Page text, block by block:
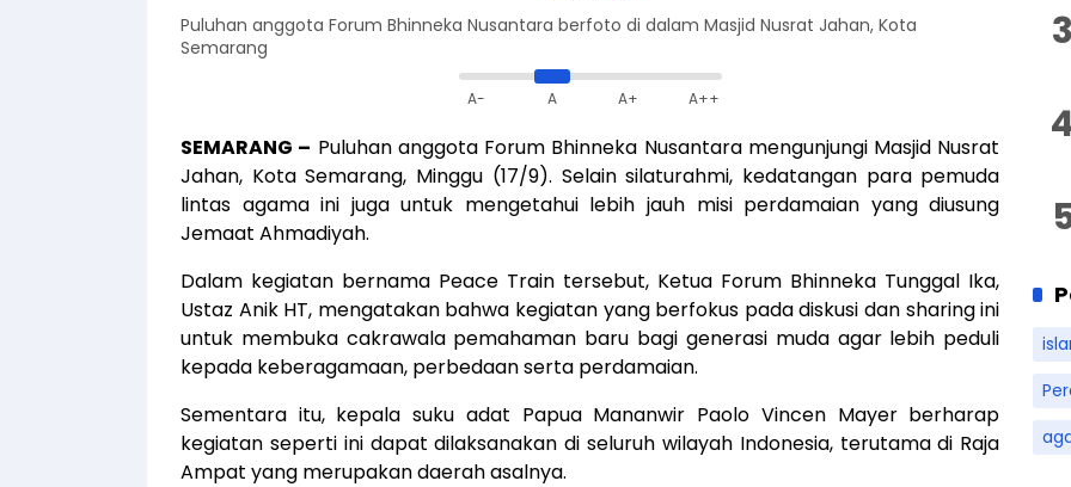
Puluhan anggota Forum Bhinneka Nusantara berfoto di dalam Masjid Nusrat Jahan, Kota
Semarang
A- A A+ A++
SEMARANG – Puluhan anggota Forum Bhinneka Nusantara mengunjungi Masjid Nusrat
Jahan, Kota Semarang, Minggu (17/9). Selain silaturahmi, kedatangan para pemuda
lintas agama ini juga untuk mengetahui lebih jauh misi perdamaian yang diusung
Jemaat Ahmadiyah.
Dalam kegiatan bernama Peace Train tersebut, Ketua Forum Bhinneka Tunggal Ika,
Ustaz Anik HT, mengatakan bahwa kegiatan yang berfokus pada diskusi dan sharing ini
untuk membuka cakrawala pemahaman baru bagi generasi muda agar lebih peduli
kepada keberagamaan, perbedaan serta perdamaian.
Sementara itu, kepala suku adat Papua Mananwir Paolo Vincen Mayer berharap
kegiatan seperti ini dapat dilaksanakan di seluruh wilayah Indonesia, terutama di Raja
Ampat yang merupakan daerah asalnya.